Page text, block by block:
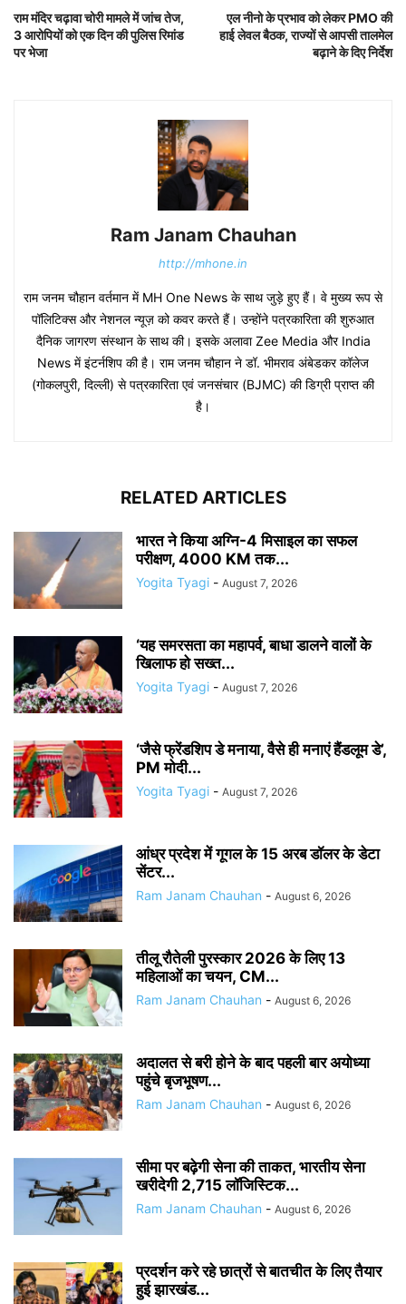
राम मंदिर चढ़ावा चोरी मामले में जांच तेज,
3 आरोपियों को एक दिन की पुलिस रिमांड
पर भेजा
एल नीनो के प्रभाव को लेकर PMO की
हाई लेवल बैठक, राज्यों से आपसी तालमेल
बढ़ाने के दिए निर्देश
Ram Janam Chauhan
http://mhone.in
राम जनम चौहान वर्तमान में MH One News के साथ जुड़े हुए हैं। वे मुख्य रूप से
पॉलिटिक्स और नेशनल न्यूज़ को कवर करते हैं। उन्होंने पत्रकारिता की शुरुआत
दैनिक जागरण संस्थान के साथ की। इसके अलावा Zee Media और India
News में इंटर्नशिप की है। राम जनम चौहान ने डॉ. भीमराव अंबेडकर कॉलेज
(गोकलपुरी, दिल्ली) से पत्रकारिता एवं जनसंचार (BJMC) की डिग्री प्राप्त की
है।
RELATED ARTICLES
भारत ने किया अग्नि-4 मिसाइल का सफल
परीक्षण, 4000 KM तक...
Yogita Tyagi - August 7, 2026
‘यह समरसता का महापर्व, बाधा डालने वालों के
खिलाफ हो सख्त...
Yogita Tyagi - August 7, 2026
‘जैसे फ्रेंडशिप डे मनाया, वैसे ही मनाएं हैंडलूम डे’,
PM मोदी...
Yogita Tyagi - August 7, 2026
आंध्र प्रदेश में गूगल के 15 अरब डॉलर के डेटा
सेंटर...
Ram Janam Chauhan - August 6, 2026
तीलू रौतेली पुरस्कार 2026 के लिए 13
महिलाओं का चयन, CM...
Ram Janam Chauhan - August 6, 2026
अदालत से बरी होने के बाद पहली बार अयोध्या
पहुंचे बृजभूषण...
Ram Janam Chauhan - August 6, 2026
सीमा पर बढ़ेगी सेना की ताकत, भारतीय सेना
खरीदेगी 2,715 लॉजिस्टिक...
Ram Janam Chauhan - August 6, 2026
प्रदर्शन करे रहे छात्रों से बातचीत के लिए तैयार
हुई झारखंड...